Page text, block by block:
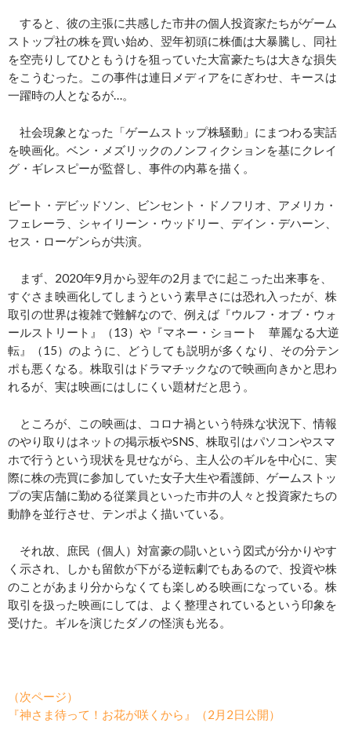
すると、彼の主張に共感した市井の個人投資家たちがゲーム
ストップ社の株を買い始め、翌年初頭に株価は大暴騰し、同社
を空売りしてひともうけを狙っていた大富豪たちは大きな損失
をこうむった。この事件は連日メディアをにぎわせ、キースは
一躍時の人となるが…。
社会現象となった「ゲームストップ株騒動」にまつわる実話
を映画化。ベン・メズリックのノンフィクションを基にクレイ
グ・ギレスピーが監督し、事件の内幕を描く。
ピート・デビッドソン、ビンセント・ドノフリオ、アメリカ・
フェレーラ、シャイリーン・ウッドリー、デイン・デハーン、
セス・ローゲンらが共演。
まず、2020年9月から翌年の2月までに起こった出来事を、
すぐさま映画化してしまうという素早さには恐れ入ったが、株
取引の世界は複雑で難解なので、例えば『ウルフ・オブ・ウォ
ールストリート』（13）や『マネー・ショート 華麗なる大逆
転』（15）のように、どうしても説明が多くなり、その分テン
ポも悪くなる。株取引はドラマチックなので映画向きかと思わ
れるが、実は映画にはしにくい題材だと思う。
ところが、この映画は、コロナ禍という特殊な状況下、情報
のやり取りはネットの掲示板やSNS、株取引はパソコンやスマ
ホで行うという現状を見せながら、主人公のギルを中心に、実
際に株の売買に参加していた女子大生や看護師、ゲームストッ
プの実店舗に勤める従業員といった市井の人々と投資家たちの
動静を並行させ、テンポよく描いている。
それ故、庶民（個人）対富豪の闘いという図式が分かりやす
く示され、しかも留飲が下がる逆転劇でもあるので、投資や株
のことがあまり分からなくても楽しめる映画になっている。株
取引を扱った映画にしては、よく整理されているという印象を
受けた。ギルを演じたダノの怪演も光る。
（次ページ）
『神さま待って！お花が咲くから』（2月2日公開）